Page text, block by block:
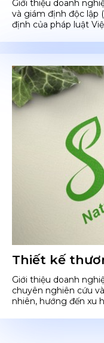
Giới thiệu doanh
và giám định độc lập
định của pháp luật
Thiết kế
Giới thiệu doanh
chuyên nghiên cứu
nhiên, hướng đến xu